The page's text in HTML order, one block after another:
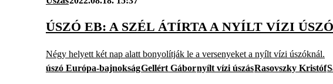
ÚSZÓ EB: A SZÉL ÁTÍRTA A NYÍLT VÍZI
Négy helyett két nap alatt bonyolítják le a versenyeket a nyílt vízi úszóknál.
úszó Európa-bajnokságGellért Gábornyílt vízi úszásRasovszky Kristóf